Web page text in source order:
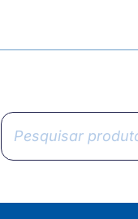
Pesquisar
produtos